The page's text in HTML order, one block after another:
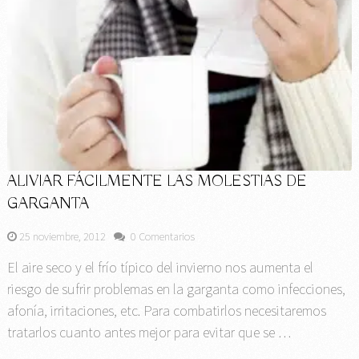
ALIVIAR FÁCILMENTE LAS MOLESTIAS DE
GARGANTA
25 noviembre, 2012 0 Comentarios
El aire seco y el frío típico del invierno nos aumenta el
riesgo de sufrir problemas en la garganta como infecciones,
afonía, irritaciones, etc. Para combatirlos necesitaremos
tratarlos cuanto antes mejor para evitar que se …